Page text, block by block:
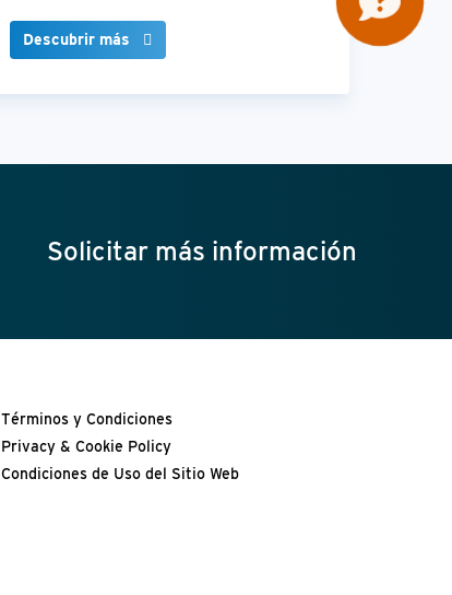
Descubrir más
Solicitar más información
Términos y Condiciones
Privacy & Cookie Policy
Condiciones de Uso del Sitio Web